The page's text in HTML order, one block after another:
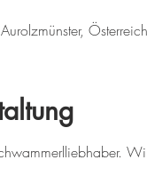
Österreich